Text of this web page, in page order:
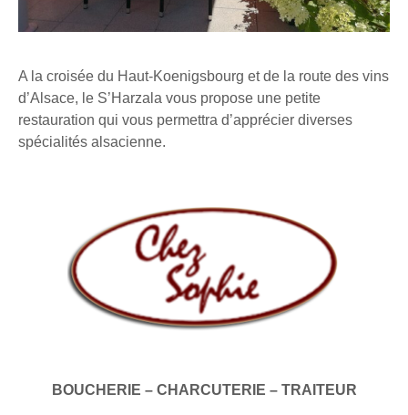
A la croisée du Haut-Koenigsbourg et de la route des vins
d’Alsace, le S’Harzala vous propose une petite
restauration qui vous permettra d’apprécier diverses
spécialités alsacienne.
BOUCHERIE – CHARCUTERIE – TRAITEUR